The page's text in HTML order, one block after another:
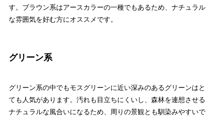
す。ブラウン系はアースカラーの一種でもあるため、ナチュラル
な雰囲気を好む方にオススメです。
グリーン系
グリーン系の中でもモスグリーンに近い深みのあるグリーンはと
ても人気があります。汚れも目立ちにくいし、森林を連想させる
ナチュラルな風合いになるため、周りの景観とも馴染みやすいで